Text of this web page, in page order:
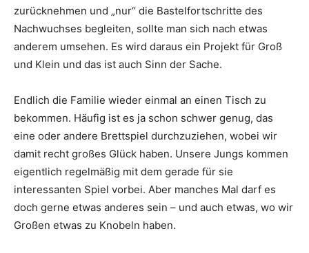
zurücknehmen und „nur“ die Bastelfortschritte des
Nachwuchses begleiten, sollte man sich nach etwas
anderem umsehen. Es wird daraus ein Projekt für Groß
und Klein und das ist auch Sinn der Sache.
Endlich die Familie wieder einmal an einen Tisch zu
bekommen. Häufig ist es ja schon schwer genug, das
eine oder andere Brettspiel durchzuziehen, wobei wir
damit recht großes Glück haben. Unsere Jungs kommen
eigentlich regelmäßig mit dem gerade für sie
interessanten Spiel vorbei. Aber manches Mal darf es
doch gerne etwas anderes sein – und auch etwas, wo wir
Großen etwas zu Knobeln haben.